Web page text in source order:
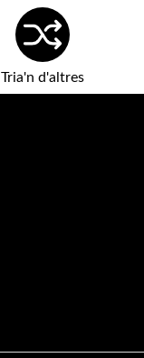
Tria'n d'altres